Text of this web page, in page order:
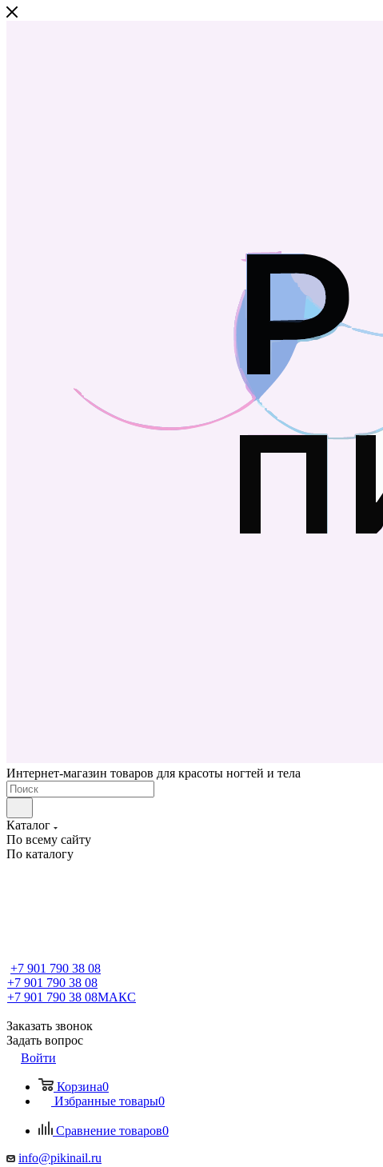
Интернет-магазин товаров для красоты ногтей и тела
Каталог
По всему сайту
По каталогу
+7 901 790 38 08
+7 901 790 38 08
+7 901 790 38 08МАКС
Заказать звонок
Задать вопрос
Войти
Корзина0
Избранные товары0
Сравнение товаров0
info@pikinail.ru